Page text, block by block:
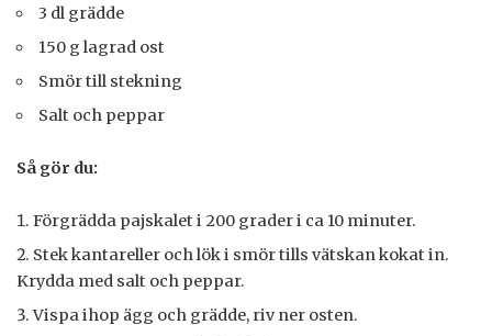
3 dl grädde
150 g lagrad ost
Smör till stekning
Salt och peppar
Så gör du:
Förgrädda pajskalet i 200 grader i ca 10 minuter.
Stek kantareller och lök i smör tills vätskan kokat in.
Krydda med salt och peppar.
Vispa ihop ägg och grädde, riv ner osten.